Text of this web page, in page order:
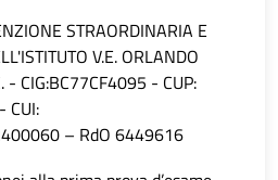
STRAORDINARIA E
V.E. ORLANDO
- CIG:BC77CF4095 - CUP:
CUI:
– RdO 6449616